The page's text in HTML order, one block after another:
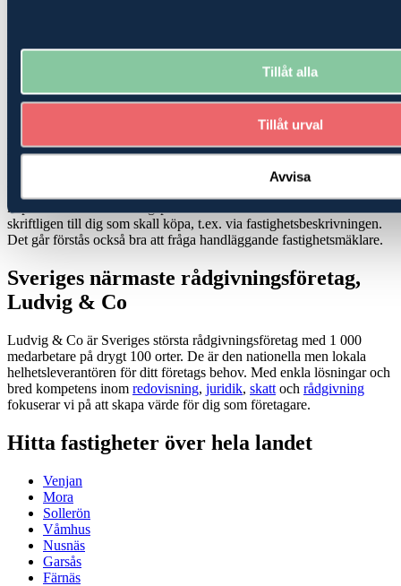
Tillåt alla
Tillåt urval
Avvisa
hjälp med för dig viktiga frågor när du ska köpa ditt hus eller gård.
Undersökningsplikt
Utgångspunkten är att fastigheter säljes i det skick som de faktiskt
befinner sig i på köpekontraktsdagen och att du som skall köpa, bör
göra en noggrann undersökning. Undersökningsplikten är stark och
köparen om undersökningsplikten. Sådan information lämnas
skriftligen till dig som skall köpa, t.ex. via fastighetsbeskrivningen.
Det går förstås också bra att fråga handläggande fastighetsmäklare.
Sveriges närmaste rådgivningsföretag,
Ludvig & Co
Ludvig & Co är Sveriges största rådgivningsföretag med 1 000
medarbetare på drygt 100 orter. De är den nationella men lokala
helhetsleverantören för ditt företags behov. Med enkla lösningar och
bred kompetens inom redovisning, juridik, skatt och rådgivning
fokuserar vi på att skapa värde för dig som företagare.
Hitta fastigheter över hela landet
Venjan
Mora
Sollerön
Våmhus
Nusnäs
Garsås
Färnäs